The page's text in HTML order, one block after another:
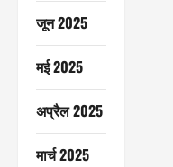
जून 2025
मई 2025
अप्रैल 2025
मार्च 2025